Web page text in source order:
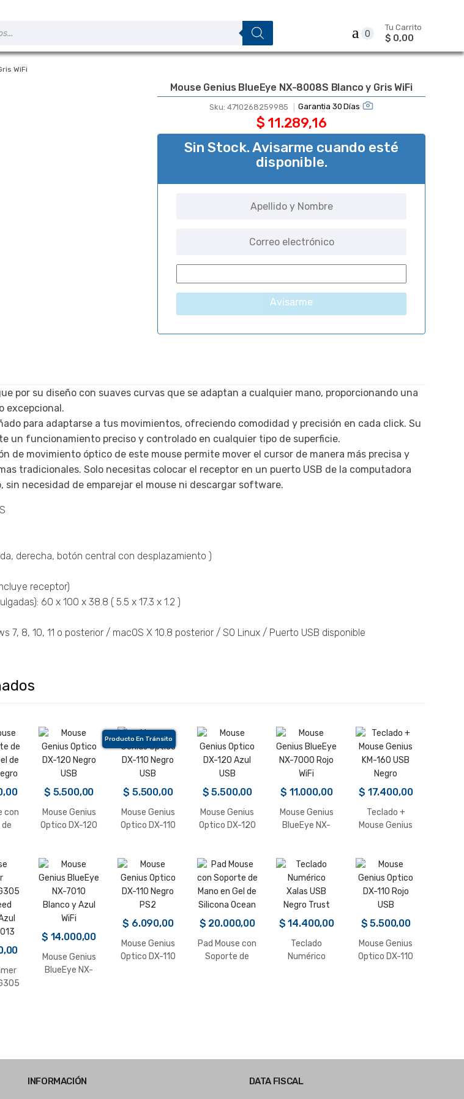
0
Tu Carrito
$ 0,00
WiFi
Mouse Genius BlueEye NX-8008S Blanco y Gris WiFi
Sku: 4710268259985 Garantia 30 Días
$ 11.289,16
Sin Stock. Avisarme cuando esté
disponible.
Avisarme
por su diseño con suaves curvas que se adaptan a cualquier mano, proporcionando una
excepcional.
para adaptarse a tus movimientos, ofreciendo comodidad y precisión en cada click. Su
un funcionamiento preciso y controlado en cualquier tipo de superficie.
de movimiento óptico de este mouse permite mover el cursor de manera más precisa y
tradicionales. Solo necesitas colocar el receptor en un puerto USB de la computadora
sin necesidad de emparejar el mouse ni descargar software.
derecha, botón central con desplazamiento )
receptor)
60 x 100 x 38.8 ( 5.5 x 17.3 x 1.2 )
7, 8, 10, 11 o posterior / macOS X 10.8 posterior / SO Linux / Puerto USB disponible
con
$ 5.500,00
Mouse Genius
Optico DX-120
Producto En Tránsito
$ 5.500,00
Mouse Genius
Optico DX-110
$ 5.500,00
Mouse Genius
Optico DX-120
$ 11.000,00
Mouse Genius
BlueEye NX-
$ 17.400,00
Teclado +
Mouse Genius
$ 14.000,00
Mouse Genius
BlueEye NX-
$ 6.090,00
Mouse Genius
Optico DX-110
$ 20.000,00
Pad Mouse con
Soporte de
$ 14.400,00
Teclado
Numérico
$ 5.500,00
Mouse Genius
Optico DX-110
INFORMACIÓN DATA FISCAL